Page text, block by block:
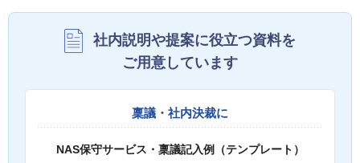
社内説明や提案に役立つ資料を
ご用意しています
稟議・社内決裁に
NAS保守サービス・稟議記入例（テンプレート）